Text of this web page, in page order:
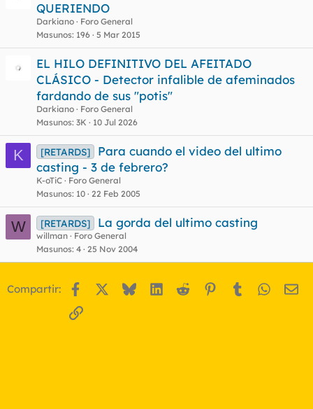
QUERIENDO
Darkiano
Foro General
Masunos 196 5 Mar 2015
EL HILO DEFINITIVO DEL AFEITADO
CLÁSICO - Detector infalible de afeminados
fardando de sus "potis"
Darkiano
Foro General
Masunos 3K 10 Jul 2026
K [RETARDS]
Para cuando el video del ultimo
casting - 3 de febrero?
K-oTiC
Foro General
Masunos 10 22 Feb 2005
W [RETARDS] La gorda del ultimo casting
willman
Foro General
Masunos 4 25 Nov 2004
Compartir: Facebook BlueskyLinkedIn
Reddit Pinterest
Tumblr
Enlace